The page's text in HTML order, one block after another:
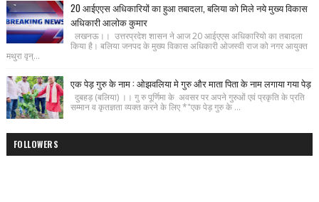
20 आईएएस अधिकारियों का हुआ तबादला, बलिया को मिले नये मुख्य विकास
अधिकारी आलोक कुमार
लखनऊ।। उत्तरप्रदेश शासन ने आज 20 आईएएस अधिकारियो का तबादला
किया है। बलिया जनपद के मुख्य विकास अधिकारी ओजस्वी राज को नगर आयुक्त
मथुरा वृन्...
एक पेड़ गुरु के नाम : ओझवलिया मे गुरु और माता पिता के नाम लगाया गया पेड़
दुबहड़ (बलिया) ।। गु रु पूर्णिमा के अवसर पर अपने गुरुओं एवं प्रकृति के प्रति
सम्मान व कृतज्ञता व्यक्त करने के लिए *"एक पेड़ गुरु के ...
FOLLOWERS